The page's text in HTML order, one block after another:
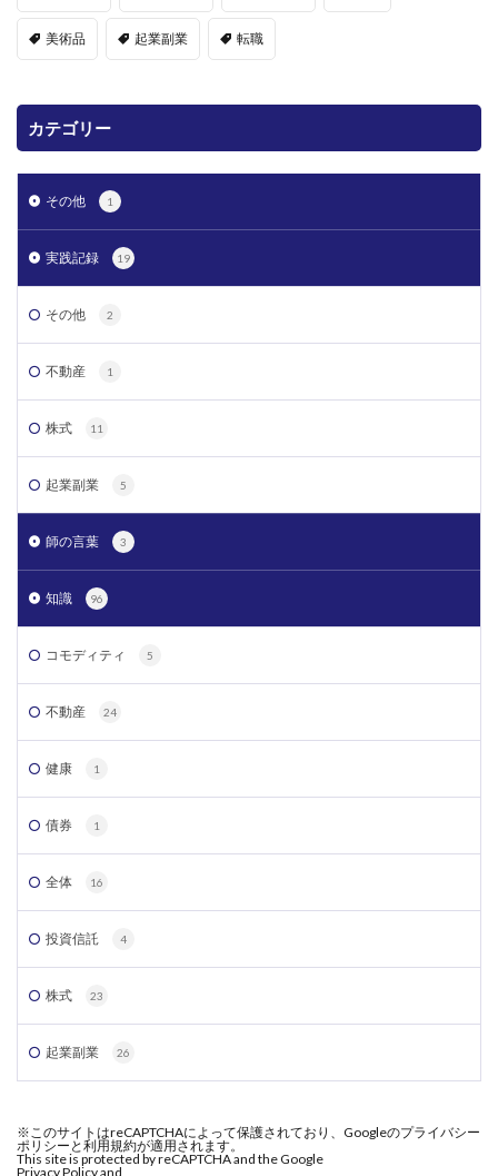
美術品 起業副業 転職
カテゴリー
その他 1
実践記録 19
その他 2
不動産 1
株式 11
起業副業 5
師の言葉 3
知識 96
コモディティ 5
不動産 24
健康 1
債券 1
全体 16
投資信託 4
株式 23
起業副業 26
※このサイトはreCAPTCHAによって保護されており、Googleのプライバシー
ポリシーと利用規約が適用されます。
This site is protected by reCAPTCHA and the Google
Privacy Policy and